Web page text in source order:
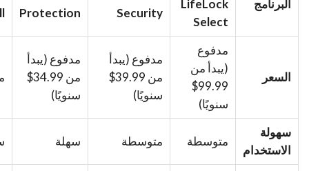
البرنامج
LifeLock
Select
Security
Protection
السعر
مدفوع
(يبدأ من
99.99$
سنويًا)
مدفوع (يبدأ
من 39.99$
سنويًا)
مدفوع (يبدأ
من 34.99$
سنويًا)
سهولة
الاستخدام
متوسطة متوسطة سهلة